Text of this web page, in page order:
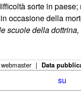
sorte in
occasione della
scuole della
webmaster | Data
su